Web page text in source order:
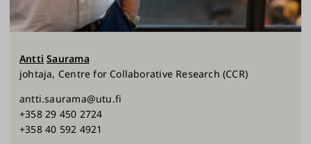
Antti Saurama
johtaja, Centre for Collaborative Research (CCR)
antti.saurama@utu.fi
+358 29 450 2724
+358 40 592 4921